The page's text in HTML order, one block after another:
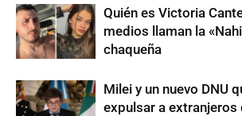
Quién es Victoria
medios llaman la
chaqueña
Milei y un nuevo DNU
expulsar a extranjeros